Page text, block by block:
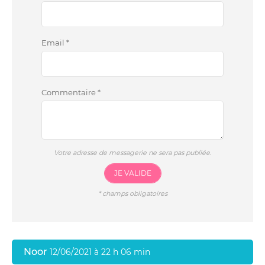
Email *
Commentaire*
Votre adresse de messagerie ne sera pas publiée.
JE VALIDE
*champs obligatoires
Noor 12/06/2021 à 22 h 06 min